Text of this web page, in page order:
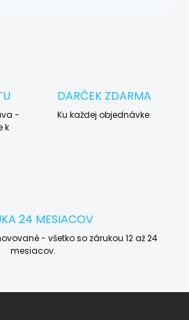
-
k
DARČEK ZDARMA
Ku každej objednávke.
24 MESIACOV
- všetko so zárukou 12 až 24
mesiacov.